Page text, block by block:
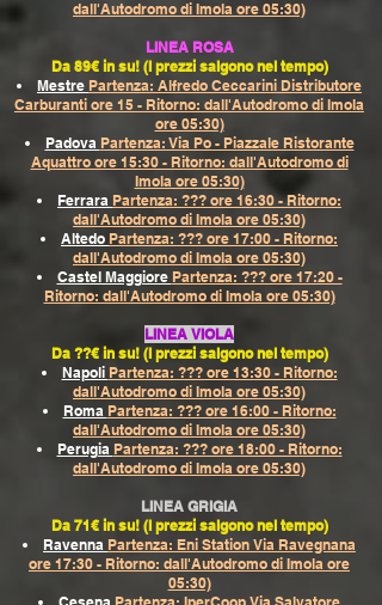
dall'Autodromo di Imola ore 05:30)
LINEA ROSA
Da 89€ in su! (I prezzi salgono nel tempo)
Mestre Partenza: Alfredo Ceccarini Distributore
Carburanti ore 15 - Ritorno: dall'Autodromo di Imola
ore 05:30)
Padova Partenza: Via Po - Piazzale Ristorante
Aquattro ore 15:30 - Ritorno: dall'Autodromo di
Imola ore 05:30)
Ferrara Partenza: ??? ore 16:30 - Ritorno:
dall'Autodromo di Imola ore 05:30)
Altedo Partenza: ??? ore 17:00 - Ritorno:
dall'Autodromo di Imola ore 05:30)
Castel Maggiore Partenza: ??? ore 17:20 -
Ritorno: dall'Autodromo di Imola ore 05:30)
LINEA VIOLA
Da ??€ in su! (I prezzi salgono nel tempo)
Napoli Partenza: ??? ore 13:30 - Ritorno:
dall'Autodromo di Imola ore 05:30)
Roma Partenza: ??? ore 16:00 - Ritorno:
dall'Autodromo di Imola ore 05:30)
Perugia Partenza: ??? ore 18:00 - Ritorno:
dall'Autodromo di Imola ore 05:30)
LINEA GRIGIA
Da 71€ in su! (I prezzi salgono nel tempo)
Ravenna Partenza: Eni Station Via Ravegnana
ore 17:30 - Ritorno: dall'Autodromo di Imola ore
05:30)